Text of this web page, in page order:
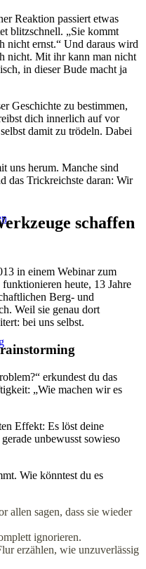
Reaktion passiert etwas
blitzschnell. „Sie kommt
nicht ernst.“ Und daraus wird
nicht. Mit ihr kann man nicht
in dieser Bude macht ja
Geschichte zu bestimmen,
dich innerlich auf vor
damit zu trödeln. Dabei
uns herum. Manche sind
das Trickreichste daran: Wir
schaffen
in einem Webinar zum
heute, 13 Jahre
Berg- und
Weil sie genau dort
bei uns selbst.
erkundest du das
„Wie machen wir es
Effekt: Es löst deine
unbewusst sowieso
Wie könntest du es
allen sagen, dass sie wieder
ignorieren.
erzählen, wie unzuverlässig